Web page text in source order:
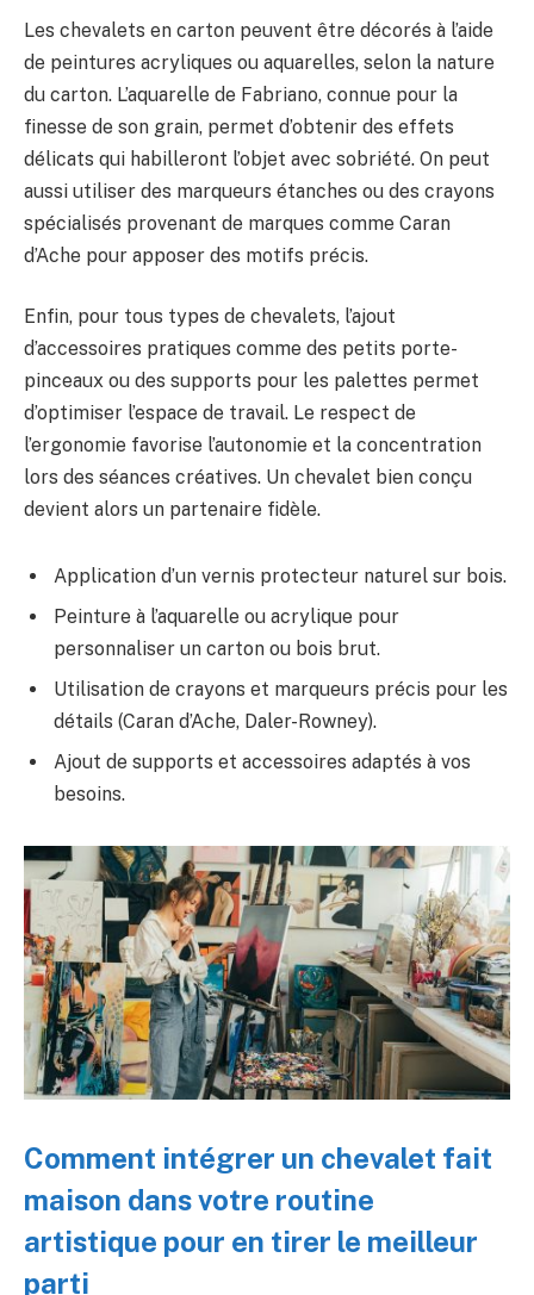
Les chevalets en carton peuvent être décorés à l’aide
de peintures acryliques ou aquarelles, selon la nature
du carton. L’aquarelle de Fabriano, connue pour la
finesse de son grain, permet d’obtenir des effets
délicats qui habilleront l’objet avec sobriété. On peut
aussi utiliser des marqueurs étanches ou des crayons
spécialisés provenant de marques comme Caran
d’Ache pour apposer des motifs précis.
Enfin, pour tous types de chevalets, l’ajout
d’accessoires pratiques comme des petits porte-
pinceaux ou des supports pour les palettes permet
d’optimiser l’espace de travail. Le respect de
l’ergonomie favorise l’autonomie et la concentration
lors des séances créatives. Un chevalet bien conçu
devient alors un partenaire fidèle.
Application d’un vernis protecteur naturel sur bois.
Peinture à l’aquarelle ou acrylique pour
personnaliser un carton ou bois brut.
Utilisation de crayons et marqueurs précis pour les
détails (Caran d’Ache, Daler-Rowney).
Ajout de supports et accessoires adaptés à vos
besoins.
Comment intégrer un chevalet fait
maison dans votre routine
artistique pour en tirer le meilleur
parti